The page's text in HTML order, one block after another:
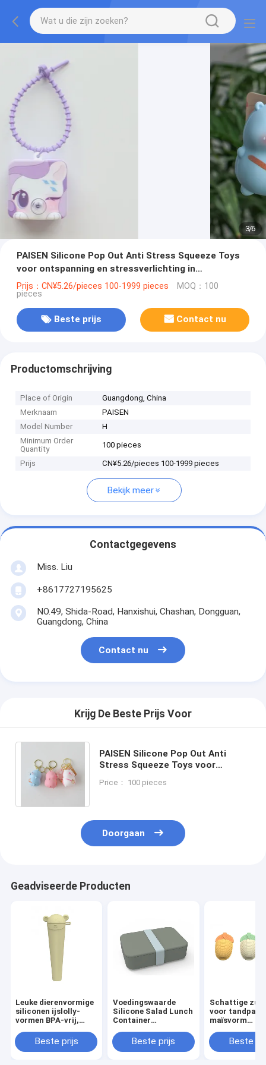
3/6
PAISEN Silicone Pop Out Anti Stress Squeeze Toys
voor ontspanning en stressverlichting in
aangepaste kleuren
Prijs：CN¥5.26/pieces 100-1999 pieces MOQ：100
pieces
Beste prijs Contact nu
Productomschrijving
Place of Origin
Guangdong, China
Merknaam
PAISEN
Model Number
H
Minimum Order
Quantity
100 pieces
Prijs CN¥5.26/pieces 100-1999 pieces
Bekijk meer
Contactgegevens
Miss. Liu
+8617727195625
NO.49, Shida-Road, Hanxishui, Chashan, Dongguan,
Guangdong, China
Contact nu
Krijg De Beste Prijs Voor
PAISEN Silicone Pop Out Anti
Stress Squeeze Toys voor
in aangepaste kleuren
Price： 100 pieces
Doorgaan
Geadviseerde Producten
Leuke dierenvormige
siliconen ijslolly-
vormen BPA-vrij,
voor zelfgemaakte
ijsjes
Beste prijs
Voedingswaarde
Silicone Salad Lunch
Container
vrij Microwave Safe
Anti-Slip Functie 0-
Beste prijs
Schattige
voor
maïsvorm
Beste